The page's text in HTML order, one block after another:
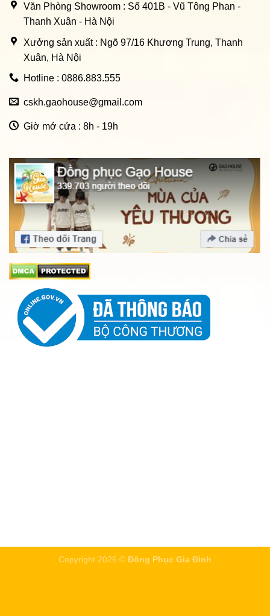
Văn Phòng Showroom : Số 401B - Vũ Tông Phan -
Thanh Xuân - Hà Nội
Xưởng sản xuất : Ngõ 97/16 Khương Trung, Thanh
Xuân, Hà Nội
Hotline : 0886.883.555
cskh.gaohouse@gmail.com
Giờ mở cửa : 8h - 19h
Copyright 2026 © Đồng Phục Gia Đình